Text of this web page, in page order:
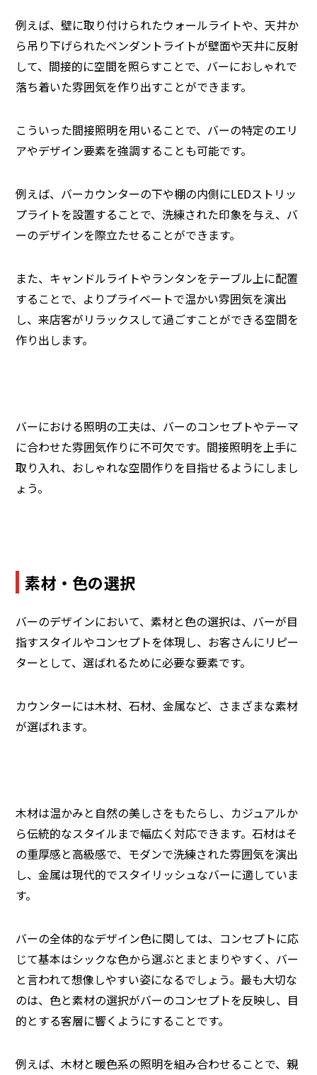
例えば、壁に取り付けられたウォールライトや、天井か
ら吊り下げられたペンダントライトが壁面や天井に反射
して、間接的に空間を照らすことで、バーにおしゃれで
落ち着いた雰囲気を作り出すことができます。
こういった間接照明を用いることで、バーの特定のエリ
アやデザイン要素を強調することも可能です。
例えば、バーカウンターの下や棚の内側にLEDストリッ
プライトを設置することで、洗練された印象を与え、バ
ーのデザインを際立たせることができます。
また、キャンドルライトやランタンをテーブル上に配置
することで、よりプライベートで温かい雰囲気を演出
し、来店客がリラックスして過ごすことができる空間を
作り出します。
バーにおける照明の工夫は、バーのコンセプトやテーマ
に合わせた雰囲気作りに不可欠です。間接照明を上手に
取り入れ、おしゃれな空間作りを目指せるようにしまし
ょう。
素材・色の選択
バーのデザインにおいて、素材と色の選択は、バーが目
指すスタイルやコンセプトを体現し、お客さんにリピー
ターとして、選ばれるために必要な要素です。
カウンターには木材、石材、金属など、さまざまな素材
が選ばれます。
木材は温かみと自然の美しさをもたらし、カジュアルか
ら伝統的なスタイルまで幅広く対応できます。石材はそ
の重厚感と高級感で、モダンで洗練された雰囲気を演出
し、金属は現代的でスタイリッシュなバーに適していま
す。
バーの全体的なデザイン色に関しては、コンセプトに応
じて基本はシックな色から選ぶとまとまりやすく、バー
と言われて想像しやすい姿になるでしょう。最も大切な
のは、色と素材の選択がバーのコンセプトを反映し、目
的とする客層に響くようにすることです。
例えば、木材と暖色系の照明を組み合わせることで、親